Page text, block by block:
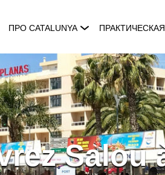
ПРО CATALUNYA
Salou